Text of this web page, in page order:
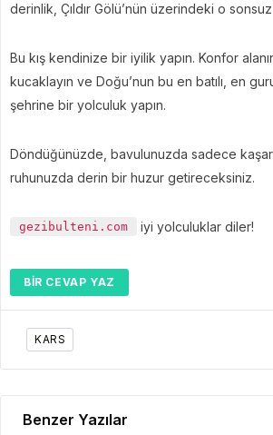
derinlik, Çıldır Gölü’nün üzerindeki o
Bu kış kendinize bir iyilik yapın. Konfor
kucaklayın ve Doğu’nun bu en batılı, en
şehrine bir yolculuk yapın.
Döndüğünüzde, bavulunuzda sadece
ruhunuzda derin bir huzur getireceksiniz.
gezibulteni.com iyi yolculuklar diler!
BIR CEVAP YAZ
KARS
Benzer Yazılar